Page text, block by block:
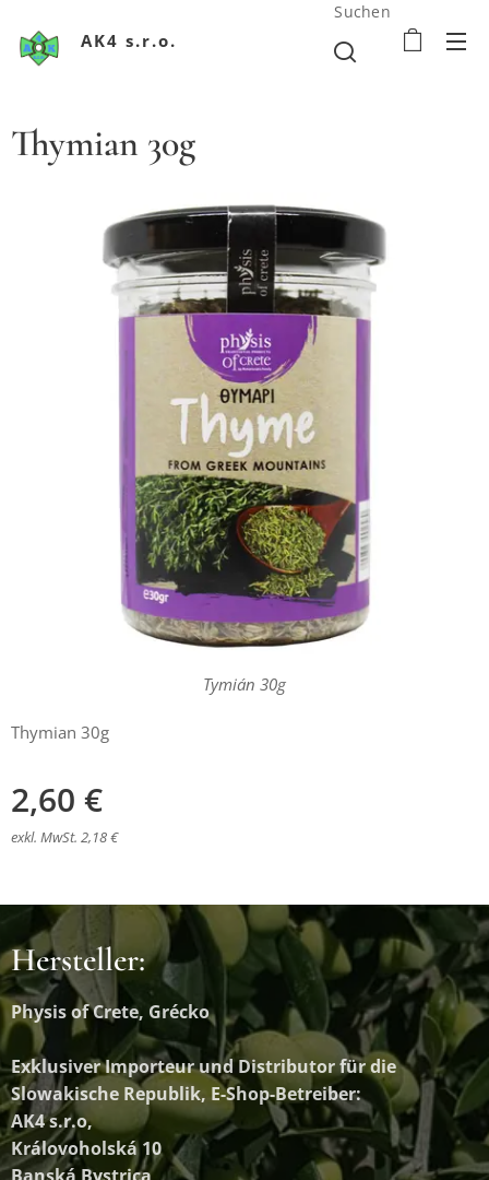
AK4 s.r.o.
Suchen
Thymian 30g
Tymián 30g
Thymian 30g
2,60 €
exkl. MwSt. 2,18 €
Hersteller:
Physis of Crete, Grécko
Exklusiver Importeur und Distributorfür die
Slowakische Republik, E-Shop-Betreiber:
AK4 s.r.o,
Královoholská 10